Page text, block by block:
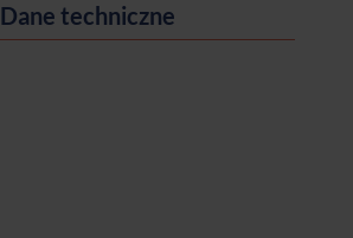
Dane techniczne